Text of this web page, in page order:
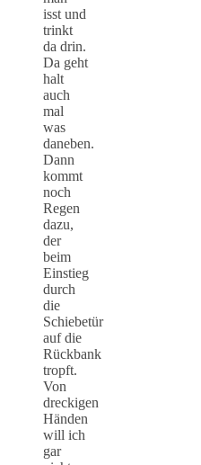
isst und
trinkt
da drin.
Da geht
halt
auch
mal
was
daneben.
Dann
kommt
noch
Regen
dazu,
der
beim
Einstieg
durch
die
Schiebetür
auf die
Rückbank
tropft.
Von
dreckigen
Händen
will ich
gar